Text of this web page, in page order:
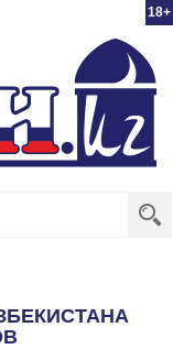
18+